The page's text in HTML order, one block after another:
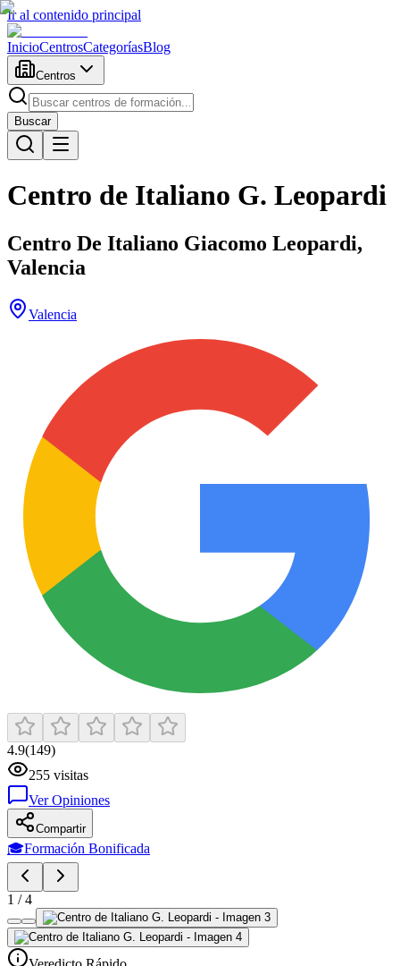
Ir al contenido principal
InicioCentrosCategoríasBlog
Centros
Buscar
Centro de Italiano G. Leopardi
Centro De Italiano Giacomo Leopardi,
Valencia
Valencia
4.9(149)
255 visitas
Ver Opiniones
Compartir
🎓Formación Bonificada
1 /4